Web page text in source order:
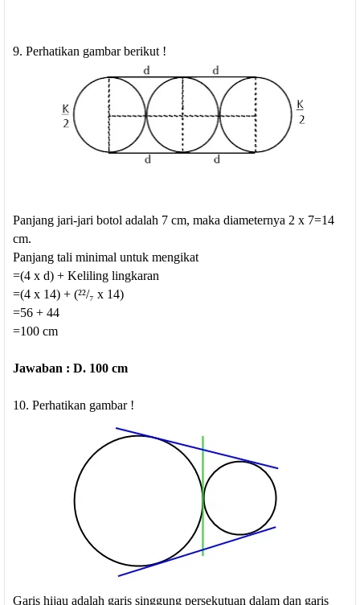
9. Perhatikan gambar berikut !
Panjang jari-jari botol adalah 7 cm, maka diameternya 2 x 7=14
cm.
Panjang tali minimal untuk mengikat
=(4 x d) + Keliling lingkaran
=(4 x 14) + (²²/₇ x 14)
=56 + 44
=100 cm
Jawaban : D. 100 cm
10. Perhatikan gambar !
Garis hijau adalah garis singgung persekutuan dalam dan garis